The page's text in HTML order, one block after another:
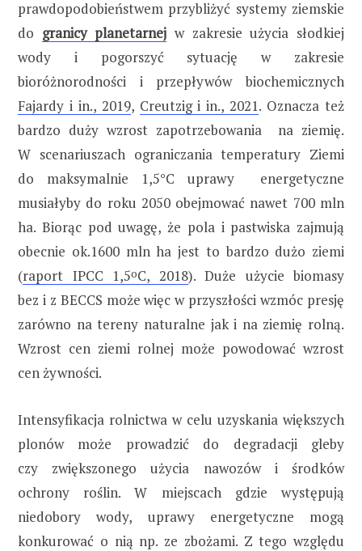
prawdopodobieństwem przybliżyć systemy ziemskie
do granicy planetarnej w zakresie użycia słodkiej
wody i pogorszyć sytuację w zakresie
bioróżnorodności i przepływów biochemicznych
Fajardy i in., 2019, Creutzig i in., 2021. Oznacza też
bardzo duży wzrost zapotrzebowania na ziemię.
W scenariuszach ograniczania temperatury Ziemi
do maksymalnie 1,5°C uprawy energetyczne
musiałyby do roku 2050 obejmować nawet 700 mln
ha. Biorąc pod uwagę, że pola i pastwiska zajmują
obecnie ok.1600 mln ha jest to bardzo dużo ziemi
(raport IPCC 1,5oC, 2018). Duże użycie biomasy
bez i z BECCS może więc w przyszłości wzmóc presję
zarówno na tereny naturalne jak i na ziemię rolną.
Wzrost cen ziemi rolnej może powodować wzrost
cen żywności.
Intensyfikacja rolnictwa w celu uzyskania większych
plonów może prowadzić do degradacji gleby
czy zwiększonego użycia nawozów i środków
ochrony roślin. W miejscach gdzie występują
niedobory wody, uprawy energetyczne mogą
konkurować o nią np. ze zbożami. Z tego względu